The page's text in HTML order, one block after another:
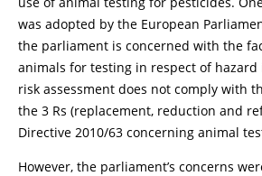
was adopted by the European
the parliament is concerned with the
animals for testing in respect of
risk assessment does not comply with
the 3 Rs (replacement, reduction and
Directive 2010/63 concerning animal
However, the parliament’s concerns